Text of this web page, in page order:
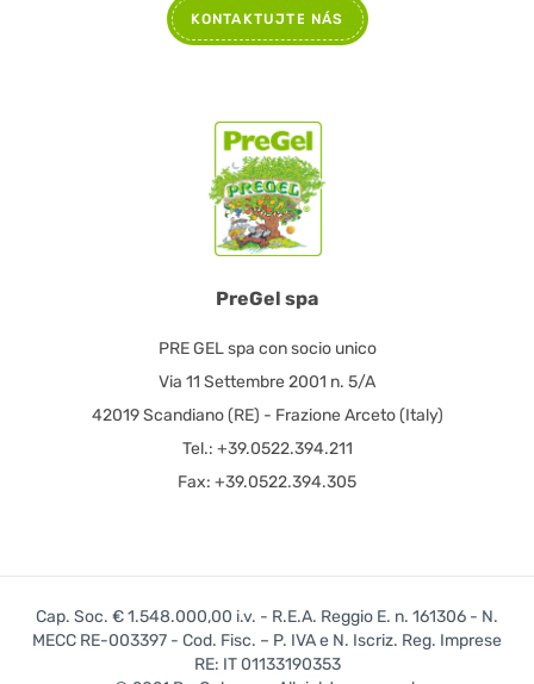
PreGel spa
PRE GEL spa con socio unico
Via 11 Settembre 2001 n. 5/A
42019 Scandiano (RE) - Frazione Arceto (Italy)
Tel.: +39.0522.394.211
Fax: +39.0522.394.305
KONTAKTUJTE NÁS
Cap. Soc. € 1.548.000,00 i.v. - R.E.A. Reggio E. n. 161306 - N.
MECC RE-003397 - Cod. Fisc. – P. IVA e N. Iscriz. Reg. Imprese
RE: IT 01133190353